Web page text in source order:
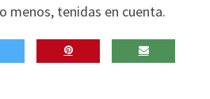
menos, tenidas en cuenta.